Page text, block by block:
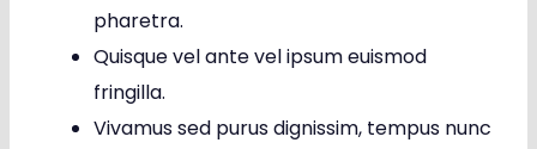
pharetra.
Quisque vel ante vel ipsum euismod
fringilla.
Vivamus sed purus dignissim, tempus nunc